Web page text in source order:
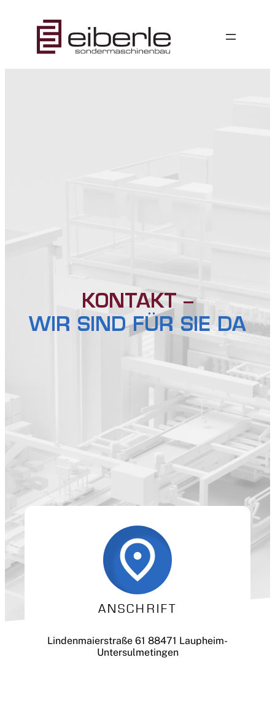
KONTAKT –
WIR SIND FÜR SIE DA
ANSCHRIFT
Lindenmaierstraße 61 88471 Laupheim-
Untersulmetingen